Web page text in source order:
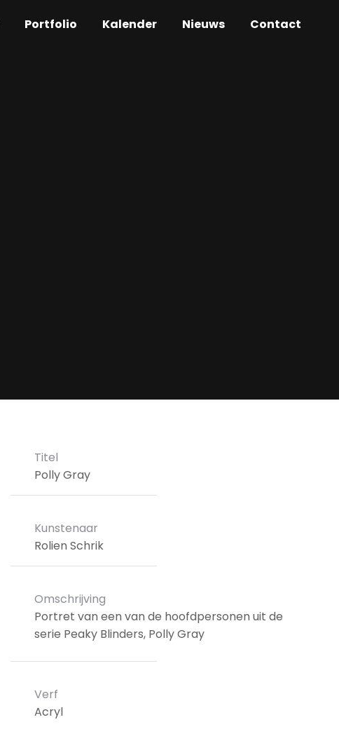
Portfolio Kalender Nieuws Contact
Titel
Polly Gray
Kunstenaar
Rolien Schrik
Omschrijving
Portret van een van de hoofdpersonen uit de
serie Peaky Blinders, Polly Gray
Verf
Acryl